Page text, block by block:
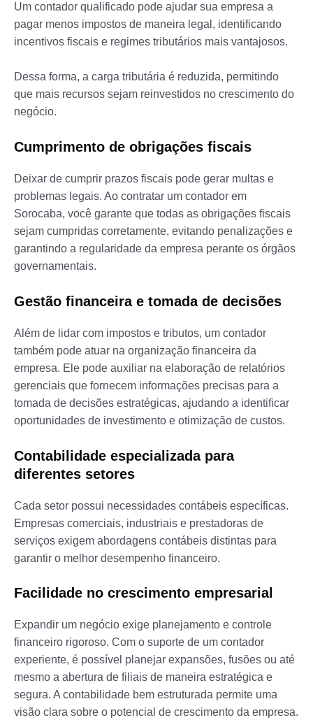
Um contador qualificado pode ajudar sua empresa a
pagar menos impostos de maneira legal, identificando
incentivos fiscais e regimes tributários mais vantajosos.
Dessa forma, a carga tributária é reduzida, permitindo
que mais recursos sejam reinvestidos no crescimento do
negócio.
Cumprimento de obrigações fiscais
Deixar de cumprir prazos fiscais pode gerar multas e
problemas legais. Ao contratar um contador em
Sorocaba, você garante que todas as obrigações fiscais
sejam cumpridas corretamente, evitando penalizações e
garantindo a regularidade da empresa perante os órgãos
governamentais.
Gestão financeira e tomada de decisões
Além de lidar com impostos e tributos, um contador
também pode atuar na organização financeira da
empresa. Ele pode auxiliar na elaboração de relatórios
gerenciais que fornecem informações precisas para a
tomada de decisões estratégicas, ajudando a identificar
oportunidades de investimento e otimização de custos.
Contabilidade especializada para
diferentes setores
Cada setor possui necessidades contábeis específicas.
Empresas comerciais, industriais e prestadoras de
serviços exigem abordagens contábeis distintas para
garantir o melhor desempenho financeiro.
Facilidade no crescimento empresarial
Expandir um negócio exige planejamento e controle
financeiro rigoroso. Com o suporte de um contador
experiente, é possível planejar expansões, fusões ou até
mesmo a abertura de filiais de maneira estratégica e
segura. A contabilidade bem estruturada permite uma
visão clara sobre o potencial de crescimento da empresa.